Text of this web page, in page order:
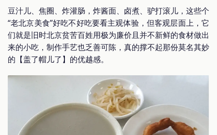
豆汁儿、焦圈、炸灌肠，炸酱面、卤煮、驴打滚儿，这些个
“老北京美食”好吃不好吃要看主观体验，但客观层面上，它
们就是旧时北京贫苦百姓用极为廉价且并不新鲜的食材做出
来的小吃，制作手艺也乏善可陈，真的撑不起那份莫名其妙
的【盖了帽儿了】的优越感。